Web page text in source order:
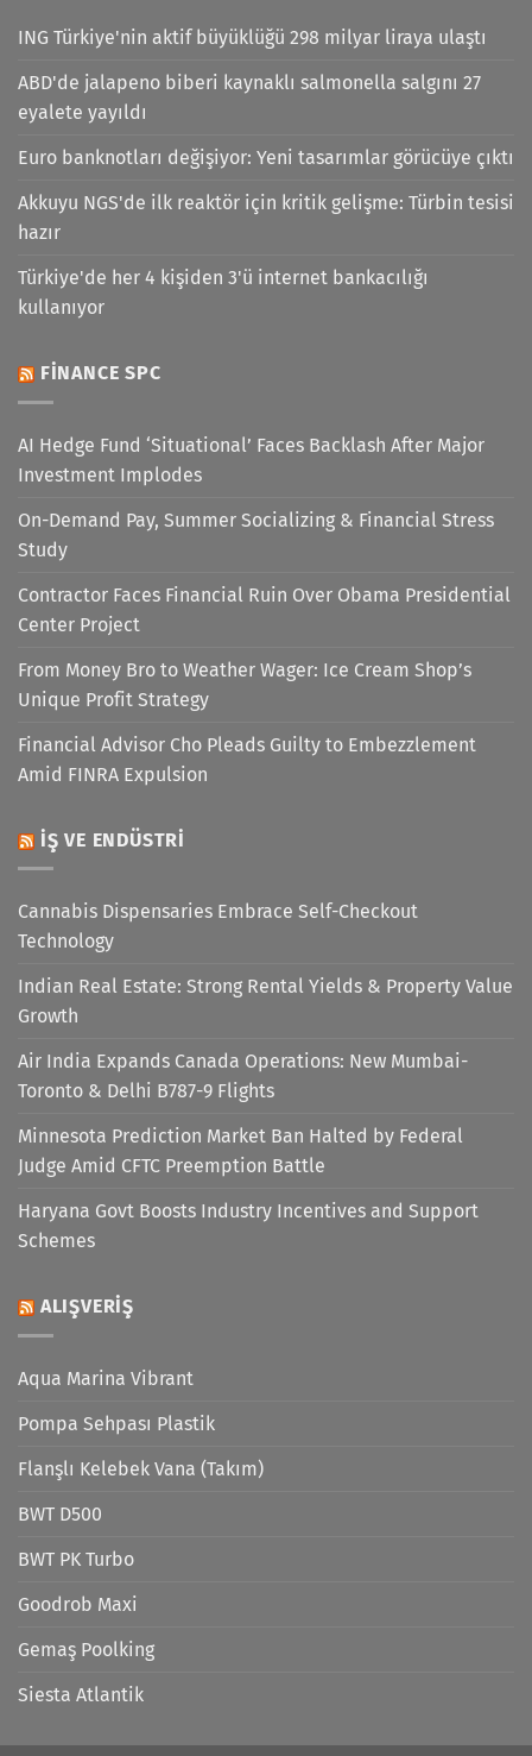
ING Türkiye'nin aktif büyüklüğü 298 milyar liraya ulaştı
ABD'de jalapeno biberi kaynaklı salmonella salgını 27
eyalete yayıldı
Euro banknotları değişiyor: Yeni tasarımlar görücüye çıktı
Akkuyu NGS'de ilk reaktör için kritik gelişme: Türbin tesisi
hazır
Türkiye'de her 4 kişiden 3'ü internet bankacılığı
kullanıyor
FINANCE SPC
AI Hedge Fund ‘Situational’ Faces Backlash After Major
Investment Implodes
On-Demand Pay, Summer Socializing & Financial Stress
Study
Contractor Faces Financial Ruin Over Obama Presidential
Center Project
From Money Bro to Weather Wager: Ice Cream Shop’s
Unique Profit Strategy
Financial Advisor Cho Pleads Guilty to Embezzlement
Amid FINRA Expulsion
İŞ VE ENDÜSTRI
Cannabis Dispensaries Embrace Self-Checkout
Technology
Indian Real Estate: Strong Rental Yields & Property Value
Growth
Air India Expands Canada Operations: New Mumbai-
Toronto & Delhi B787-9 Flights
Minnesota Prediction Market Ban Halted by Federal
Judge Amid CFTC Preemption Battle
Haryana Govt Boosts Industry Incentives and Support
Schemes
ALIŞVERIŞ
Aqua Marina Vibrant
Pompa Sehpası Plastik
Flanşlı Kelebek Vana (Takım)
BWT D500
BWT PK Turbo
Goodrob Maxi
Gemaş Poolking
Siesta Atlantik